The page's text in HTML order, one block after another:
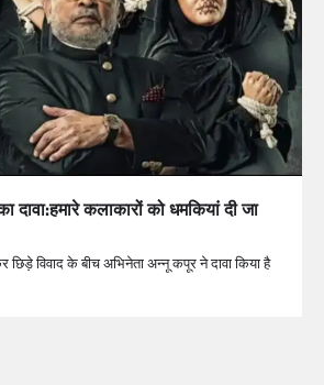
दावा:हमारे कलाकारों को धमकियां दी जा
छिड़े विवाद के बीच अभिनेता अन्नू कपूर ने दावा किया है